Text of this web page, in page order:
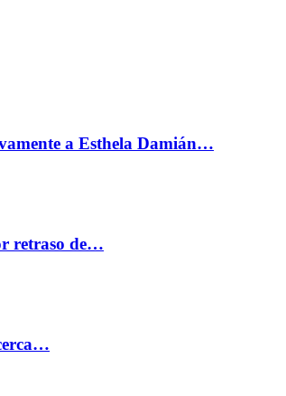
a Esthela Damián…
retraso de…